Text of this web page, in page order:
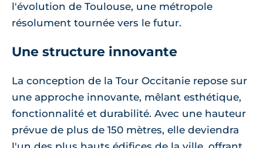
l'évolution de Toulouse, une métropole
résolument tournée vers le futur.
Une structure innovante
La conception de la Tour Occitanie repose sur
une approche innovante, mêlant esthétique,
fonctionnalité et durabilité. Avec une hauteur
prévue de plus de 150 mètres, elle deviendra